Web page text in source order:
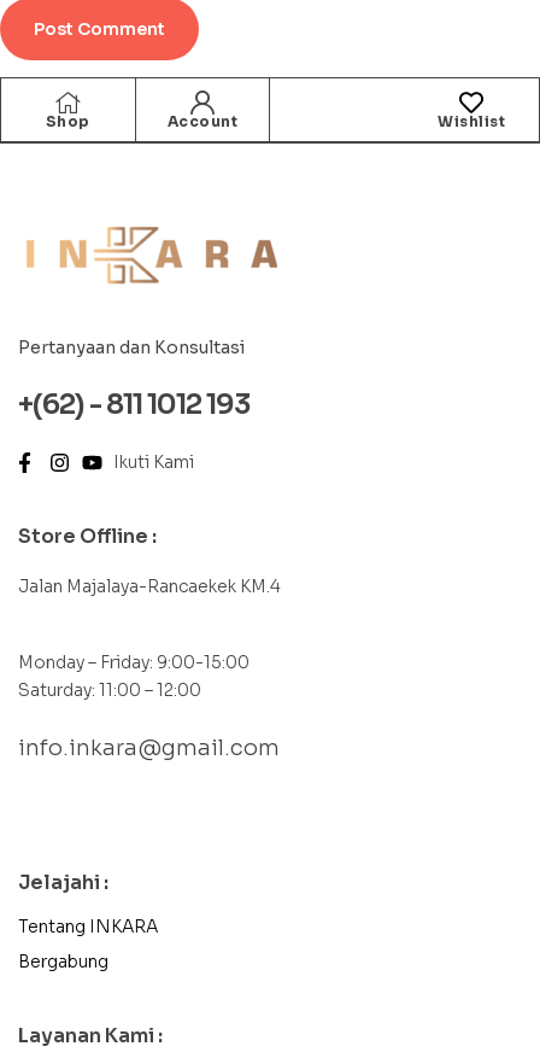
Shop Account Wishlist
Pertanyaan dan Konsultasi
+(62) - 811 1012 193
Ikuti Kami
Store Offline :
Jalan Majalaya-Rancaekek KM.4
Monday – Friday: 9:00-15:00
Saturday: 11:00 – 12:00
info.inkara@gmail.com
Jelajahi :
Tentang INKARA
Bergabung
Layanan Kami :